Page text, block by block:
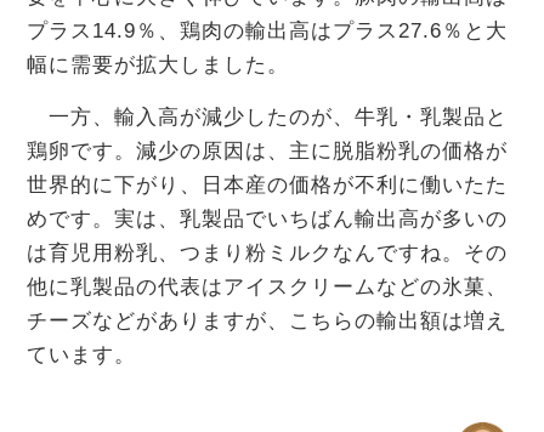
プラス14.9％、鶏肉の輸出高はプラス27.6％と大
幅に需要が拡大しました。
一方、輸入高が減少したのが、牛乳・乳製品と
鶏卵です。減少の原因は、主に脱脂粉乳の価格が
世界的に下がり、日本産の価格が不利に働いたた
めです。実は、乳製品でいちばん輸出高が多いの
は育児用粉乳、つまり粉ミルクなんですね。その
他に乳製品の代表はアイスクリームなどの氷菓、
チーズなどがありますが、こちらの輸出額は増え
ています。